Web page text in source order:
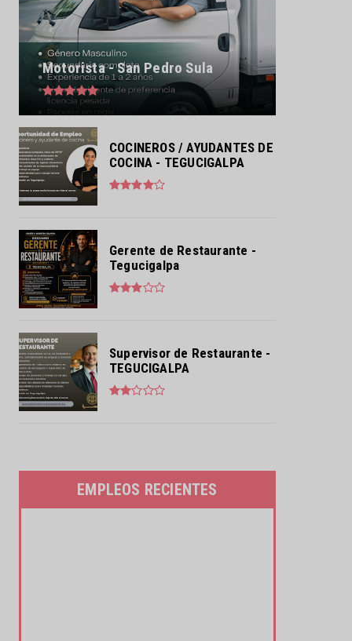
Motorista - San Pedro Sula
COCINEROS / AYUDANTES DE
COCINA - TEGUCIGALPA
Gerente de Restaurante -
Tegucigalpa
Supervisor de Restaurante -
TEGUCIGALPA
EMPLEOS RECIENTES